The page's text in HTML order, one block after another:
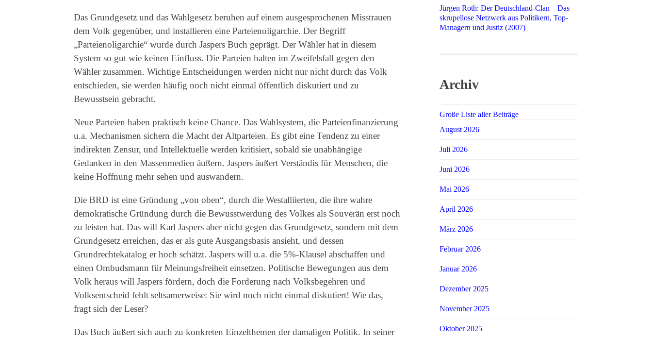
Das Grundgesetz und das Wahlgesetz beruhen auf einem ausgesprochenen Misstrauen
dem Volk gegenüber, und installieren eine Parteienoligarchie. Der Begriff
„Parteienoligarchie“ wurde durch Jaspers Buch geprägt. Der Wähler hat in diesem
System so gut wie keinen Einfluss. Die Parteien halten im Zweifelsfall gegen den
Wähler zusammen. Wichtige Entscheidungen werden nicht nur nicht durch das Volk
entschieden, sie werden häufig noch nicht einmal öffentlich diskutiert und zu
Bewusstsein gebracht.
Neue Parteien haben praktisch keine Chance. Das Wahlsystem, die Parteienfinanzierung
u.a. Mechanismen sichern die Macht der Altparteien. Es gibt eine Tendenz zu einer
indirekten Zensur, und Intellektuelle werden kritisiert, sobald sie unabhängige
Gedanken in den Massenmedien äußern. Jaspers äußert Verständis für Menschen, die
keine Hoffnung mehr sehen und auswandern.
Die BRD ist eine Gründung „von oben“, durch die Westalliierten, die ihre wahre
demokratische Gründung durch die Bewusstwerdung des Volkes als Souverän erst noch
zu leisten hat. Das will Karl Jaspers aber nicht gegen das Grundgesetz, sondern mit dem
Grundgesetz erreichen, das er als gute Ausgangsbasis ansieht, und dessen
Grundrechtekatalog er hoch schätzt. Jaspers will u.a. die 5%-Klausel abschaffen und
einen Ombudsmann für Meinungsfreiheit einsetzen. Politische Bewegungen aus dem
Volk heraus will Jaspers fördern, doch die Forderung nach Volksbegehren und
Volksentscheid fehlt seltsamerweise: Sie wird noch nicht einmal diskutiert! Wie das,
fragt sich der Leser?
Das Buch äußert sich auch zu konkreten Einzelthemen der damaligen Politik. In seiner
Jürgen Roth: Der Deutschland-Clan – Das
skrupellose Netzwerk aus Politikern, Top-
Managern und Justiz (2007)
Archiv
Große Liste aller Beiträge
August 2026
Juli 2026
Juni 2026
Mai 2026
April 2026
März 2026
Februar 2026
Januar 2026
Dezember 2025
November 2025
Oktober 2025